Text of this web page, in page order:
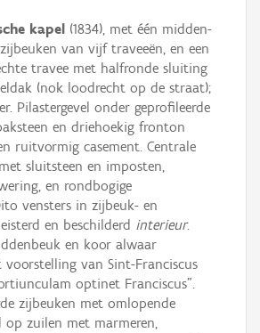
kapel (1834), met één midden-
van vijf traveeën, en een
travee met halfronde sluiting
(nok loodrecht op de straat);
Pilastergevel onder geprofileerde
en driehoekig fronton
ruitvormig casement. Centrale
sluitsteen en imposten,
en rondbogige
vensters in zijbeuk- en
en beschilderd interieur.
en koor alwaar
voorstelling van Sint-Franciscus
optinet Franciscus".
zijbeuken met omlopende
zuilen met marmeren,